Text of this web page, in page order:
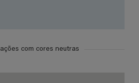
com cores neutras